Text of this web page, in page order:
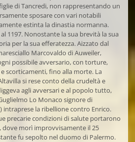
di Tancredi, non rappresentando un
sposare con vari notabili
estinta la dinastia normanna.
1197. Nonostante la sua brevità la sua
per la sua efferatezza. Aizzato dal
Marcovaldo di Auweiler,
possibile avversario, con torture,
scorticamenti, fino alla morte. La
si rese conto della crudeltà e
agli avversari e al popolo tutto,
Lo Monaco signore di
intraprese la ribellione contro Enrico.
precarie condizioni di salute portarono
dove morì improvvisamente il 25
fu sepolto nel duomo di Palermo.